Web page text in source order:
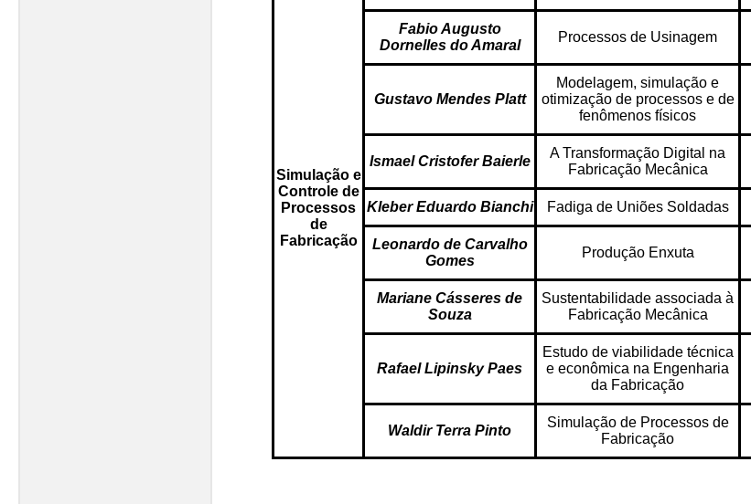
Simulação e
Controle de
Processos
de
Fabricação
Fabio Augusto
Dornelles do Amaral
Processos de Usinagem
Gustavo Mendes Platt
Modelagem, simulação e
otimização de processos e de
fenômenos físicos
Ismael Cristofer Baierle
A Transformação Digital na
Fabricação Mecânica
Kleber Eduardo Bianchi Fadiga de Uniões Soldadas
Leonardo de Carvalho
Gomes
Produção Enxuta
Mariane Cásseres de
Souza
Sustentabilidade associada à
Fabricação Mecânica
Rafael Lipinsky Paes
Estudo de viabilidade técnica
e econômica na Engenharia
da Fabricação
Waldir Terra Pinto
Simulação de Processos de
Fabricação